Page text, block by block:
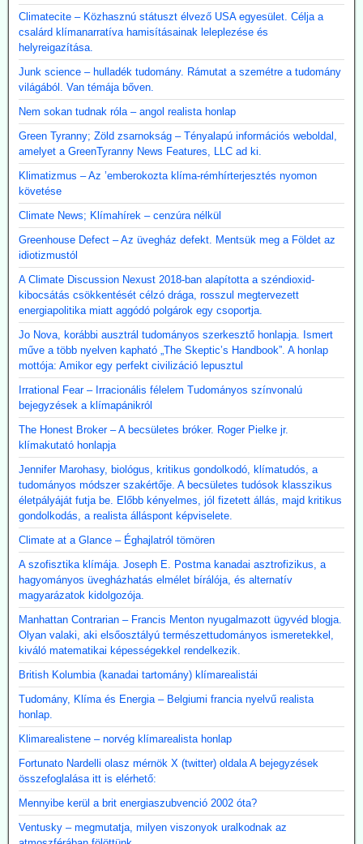
Climatecite – Közhasznú státuszt élvező USA egyesület. Célja a
csalárd klímanarratíva hamisításainak leleplezése és
helyreigazítása.
Junk science – hulladék tudomány. Rámutat a szemétre a tudomány
világából. Van témája bőven.
Nem sokan tudnak róla – angol realista honlap
Green Tyranny; Zöld zsarnokság – Tényalapú információs weboldal,
amelyet a GreenTyranny News Features, LLC ad ki.
Klimatizmus – Az ’emberokozta klíma-rémhírterjesztés nyomon
követése
Climate News; Klímahírek – cenzúra nélkül
Greenhouse Defect – Az üvegház defekt. Mentsük meg a Földet az
idiotizmustól
A Climate Discussion Nexust 2018-ban alapította a széndioxid-
kibocsátás csökkentését célzó drága, rosszul megtervezett
energiapolitika miatt aggódó polgárok egy csoportja.
Jo Nova, korábbi ausztrál tudományos szerkesztő honlapja. Ismert
műve a több nyelven kapható „The Skeptic’s Handbook”. A honlap
mottója: Amikor egy perfekt civilizáció lepusztul
Irrational Fear – Irracionális félelem Tudományos színvonalú
bejegyzések a klímapánikról
The Honest Broker – A becsületes bróker. Roger Pielke jr.
klímakutató honlapja
Jennifer Marohasy, biológus, kritikus gondolkodó, klímatudós, a
tudományos módszer szakértője. A becsületes tudósok klasszikus
életpályáját futja be. Előbb kényelmes, jól fizetett állás, majd kritikus
gondolkodás, a realista álláspont képviselete.
Climate at a Glance – Éghajlatról tömören
A szofisztika klímája. Joseph E. Postma kanadai asztrofizikus, a
hagyományos üvegházhatás elmélet bírálója, és alternatív
magyarázatok kidolgozója.
Manhattan Contrarian – Francis Menton nyugalmazott ügyvéd blogja.
Olyan valaki, aki elsőosztályú természettudományos ismeretekkel,
kiváló matematikai képességekkel rendelkezik.
British Kolumbia (kanadai tartomány) klímarealistái
Tudomány, Klíma és Energia – Belgiumi francia nyelvű realista
honlap.
Klimarealistene – norvég klímarealista honlap
Fortunato Nardelli olasz mérnök X (twitter) oldala A bejegyzések
összefoglalása itt is elérhető:
Mennyibe kerül a brit energiaszubvenció 2002 óta?
Ventusky – megmutatja, milyen viszonyok uralkodnak az